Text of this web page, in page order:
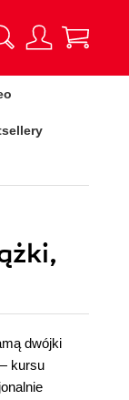
dwójki
kursu